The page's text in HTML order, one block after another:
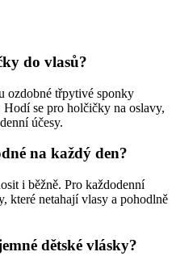
do vlasů?
ozdobné třpytivé sponky
se pro holčičky na oslavy,
účesy.
na každý den?
i běžně. Pro každodenní
které netahají vlasy a pohodlně
dětské vlásky?